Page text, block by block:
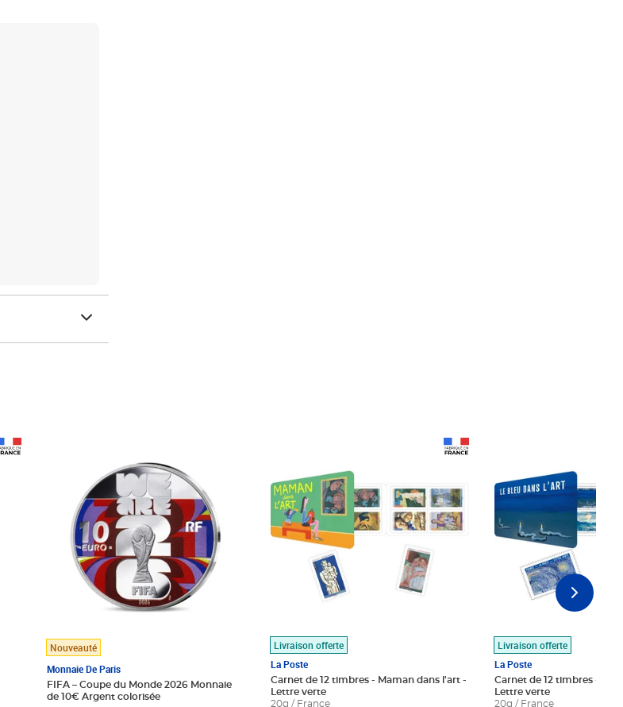
Nouveauté
Monnaie De Paris
FIFA – Coupe du Monde 2026 Monnaie
de 10€ Argent colorisée
Livraison offerte
La Poste
Carnet de 12 timbres - Maman dans l'art -
Lettre verte
20g / France
Livraison offerte
La Poste
Carnet de 12 timbres - Le
Lettre verte
20g / France